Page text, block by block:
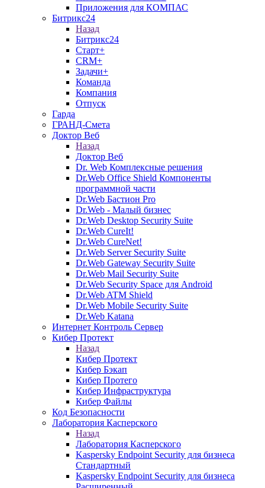
Приложения для КОМПАС
Битрикс24
Назад
Битрикс24
Старт+
CRM+
Задачи+
Команда
Компания
Отпуск
Гарда
ГРАНД-Смета
Доктор Веб
Назад
Доктор Веб
Dr. Web Комплексные решения
Dr.Web Office Shield Компоненты
программной части
Dr.Web Бастион Pro
Dr.Web - Малый бизнес
Dr.Web Desktop Security Suite
Dr.Web CureIt!
Dr.Web CureNet!
Dr.Web Server Security Suite
Dr.Web Gateway Security Suite
Dr.Web Mail Security Suite
Dr.Web Security Space для Android
Dr.Web ATM Shield
Dr.Web Mobile Security Suite
Dr.Web Katana
Интернет Контроль Сервер
Кибер Протект
Назад
Кибер Протект
Кибер Бэкап
Кибер Протего
Кибер Инфраструктура
Кибер Файлы
Код Безопасности
Лаборатория Касперского
Назад
Лаборатория Касперского
Kaspersky Endpoint Security для бизнеса
Стандартный
Kaspersky Endpoint Security для бизнеса